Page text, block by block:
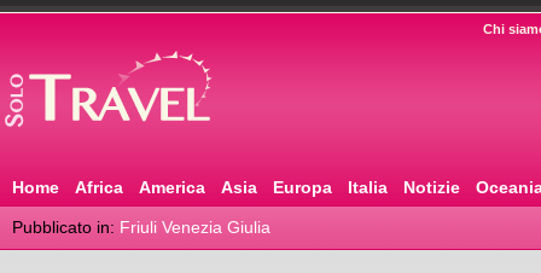
Chi
Home Africa America Asia Europa Italia Notizie
Pubblicato in: Friuli Venezia Giulia